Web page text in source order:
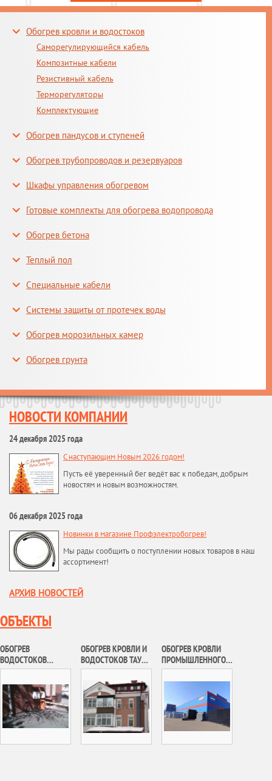
Обогрев кровли и водостоков
Саморегулирующийся кабель
Композитные кабели
Резистивный кабель
Терморегуляторы
Комплектующие
Обогрев пандусов и ступеней
Обогрев трубопроводов и резервуаров
Шкафы управления обогревом
Готовые комплекты для обогрева водопровода
Обогрев бетона
Теплый пол
Специальные кабели
Системы защиты от протечек воды
Обогрев морозильных камер
Обогрев грунта
НОВОСТИ КОМПАНИИ
24 декабря 2025 года
С наступающим Новым 2026 годом!
Пусть её уверенный бег ведёт вас к победам, добрым
новостям и новым возможностям.
06 декабря 2025 года
Новинки в магазине Профэлектробогрев!
Мы рады сообщить о поступлении новых товаров в наш
ассортимент!
АРХИВ НОВОСТЕЙ
ОБЪЕКТЫ
ОБОГРЕВ
ВОДОСТОКОВ
ПЛОСКОЙ
И СКАТНОЙ КРОВЛИ
БИОТЕХНОЛОГИЧЕС
КОЙ КОМПАНИИ
«ФИРН М»
ОБОГРЕВ КРОВЛИ И
ВОДОСТОКОВ ТАУН-
ХАУСА В П. КУРКИНО
ОБОГРЕВ КРОВЛИ
ПРОМЫШЛЕННОГО
ЗДАНИЯ В Г. ТРОИЦК